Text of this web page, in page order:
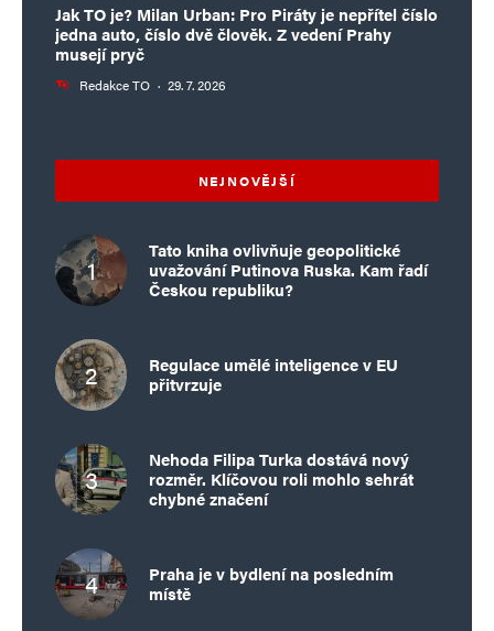
Jak TO je? Milan Urban: Pro Piráty je nepřítel číslo
jedna auto, číslo dvě člověk. Z vedení Prahy
musejí pryč
Redakce TO · 29. 7. 2026
NEJNOVĚJŠÍ
Tato kniha ovlivňuje geopolitické
uvažování Putinova Ruska. Kam řadí
Českou republiku?
Regulace umělé inteligence v EU
přitvrzuje
Nehoda Filipa Turka dostává nový
rozměr. Klíčovou roli mohlo sehrát
chybné značení
Praha je v bydlení na posledním
místě